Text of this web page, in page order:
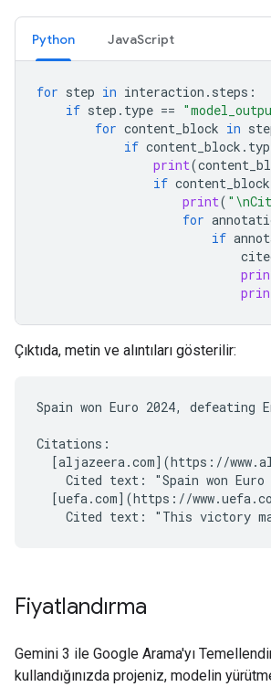
Python JavaScript
for step in interaction . steps :
if step . type ==
for content_block in
if content_block .
print(
if content_block
print( " \n
for
if
Çıktıda, metin ve alıntıları gösterilir:
Spain won Euro 2024,
Citations:
[aljazeera.com](https://
Cited text: "Spain won
[uefa.com](https://
Fiyatlandırma
Gemini 3 ile Google Arama'yı
kullandığınızda projeniz, modelin